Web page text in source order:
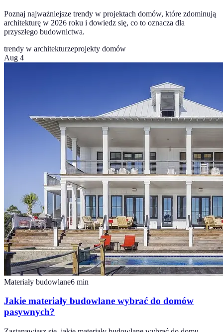
Poznaj najważniejsze trendy w projektach domów, które zdominują
architekturę w 2026 roku i dowiedz się, co to oznacza dla
przyszłego budownictwa.
trendy w architekturzeprojekty domów
Aug 4
Materiały budowlane6 min
Jakie materiały budowlane wybrać do domów
pasywnych?